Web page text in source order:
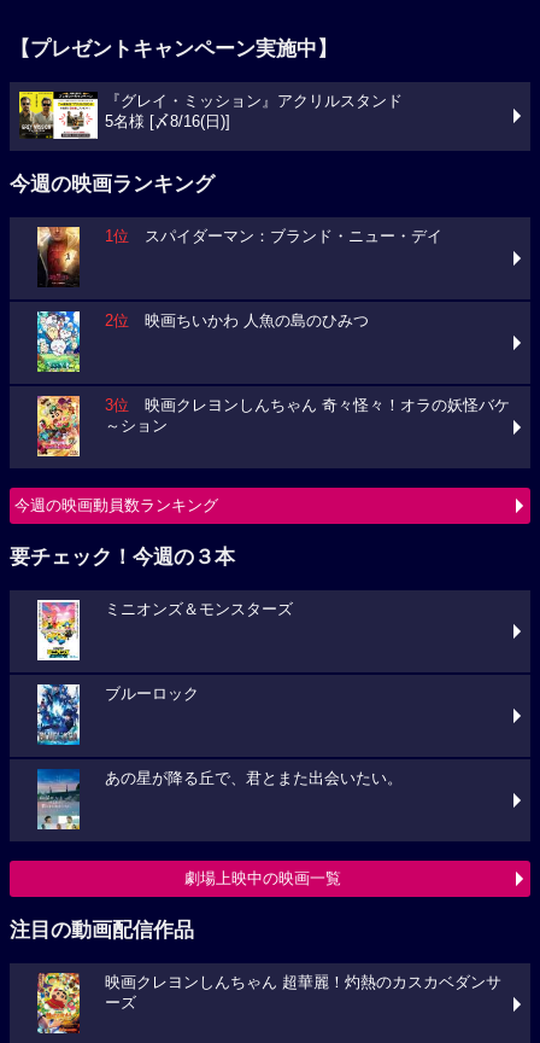
【プレゼントキャンペーン実施中】
『グレイ・ミッション』アクリルスタンド
5名様 [〆8/16(日)]
今週の映画ランキング
1位 スパイダーマン：ブランド・ニュー・デイ
2位 映画ちいかわ 人魚の島のひみつ
3位 映画クレヨンしんちゃん 奇々怪々！オラの妖怪バケ
～ション
今週の映画動員数ランキング
要チェック！今週の３本
ミニオンズ＆モンスターズ
ブルーロック
あの星が降る丘で、君とまた出会いたい。
劇場上映中の映画一覧
注目の動画配信作品
映画クレヨンしんちゃん 超華麗！灼熱のカスカベダンサ
ーズ